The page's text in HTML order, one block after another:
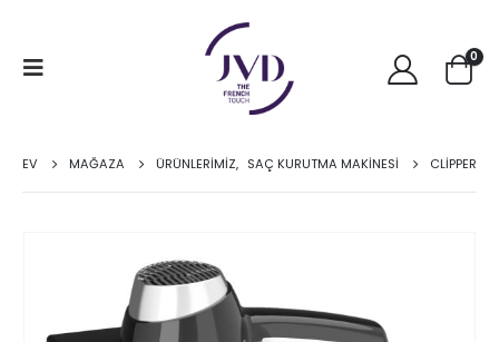
0
EV MAĞAZA ÜRÜNLERİMİZ, SAÇ KURUTMA MAKINESI CLİPPER